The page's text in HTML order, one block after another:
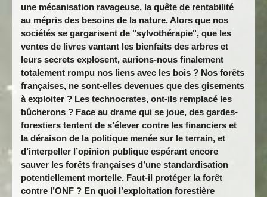
une mécanisation ravageuse, la quête de rentabilité
au mépris des besoins de la nature. Alors que nos
sociétés se gargarisent de "sylvothérapie", que les
ventes de livres vantant les bienfaits des arbres et
leurs secrets explosent, aurions-nous finalement
totalement rompu nos liens avec les bois ? Nos forêts
françaises, ne sont-elles devenues que des gisements
à exploiter ? Les technocrates, ont-ils remplacé les
bûcherons ? Face au drame qui se joue, des gardes-
forestiers tentent de s’élever contre les financiers et
la déraison de la politique menée sur le terrain, et
d’interpeller l’opinion publique espérant encore
sauver les forêts françaises d’une standardisation
potentiellement mortelle. Faut-il protéger la forêt
contre l’ONF ? En quoi l’exploitation forestière